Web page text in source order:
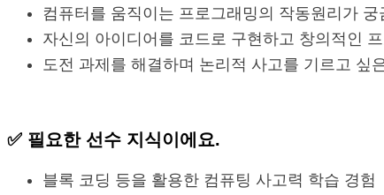
컴퓨터를 움직이는 프로그래밍의 작동원리가
자신의 아이디어를 코드로 구현하고 창의적인
도전 과제를 해결하며 논리적 사고를 기르고 싶
✅ 필요한 선수 지식이에요.
블록 코딩 등을 활용한 컴퓨팅 사고력 학습 경험